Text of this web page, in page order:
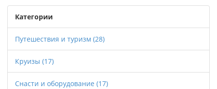
Категории
Путешествия и туризм (28)
Круизы (17)
Снасти и оборудование (17)